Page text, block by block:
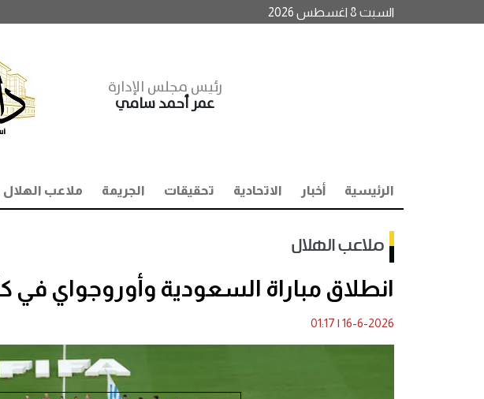
السبت 8 اغسطس 2026
رئيس مجلس الإدارة
عمر أحمد سامي
الرئيسية أخبار الاتحادية تحقيقات الجريمة ملاعب الهلال
ملاعب الهلال
انطلاق مباراة السعودية وأوروجواي في كأس
16-6-2026
|
01:17